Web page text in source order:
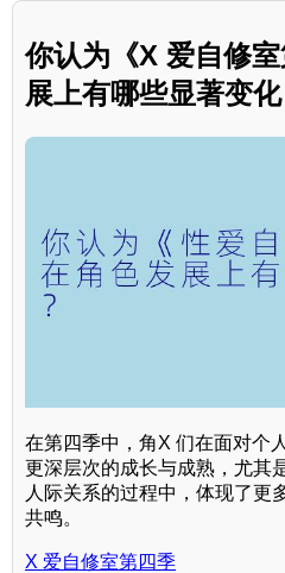
你认为《X 爱自修
展上有哪些显著变化
在第四季中，角X 们在面对个
更深层次的成长与成熟，尤其
人际关系的过程中，体现了更
共鸣。
X 爱自修室第四季